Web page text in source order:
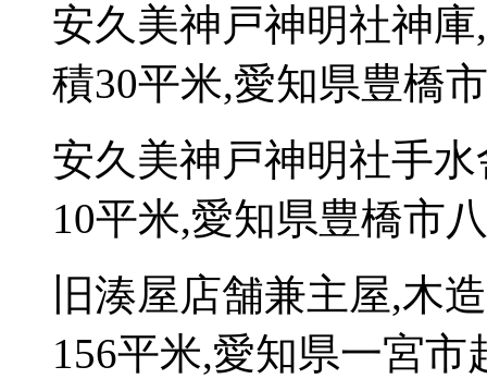
安久美神戸神明社神
積30平米,愛知県豊橋
安久美神戸神明社手
10平米,愛知県豊橋市
旧湊屋店舗兼主屋,木
156平米,愛知県一宮市